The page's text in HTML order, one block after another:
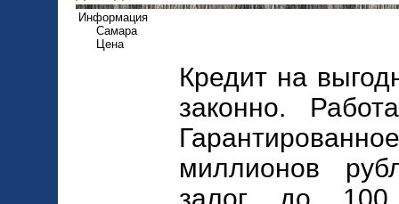
Информация
Самара
Цена
Кредит на
законно.
миллионов